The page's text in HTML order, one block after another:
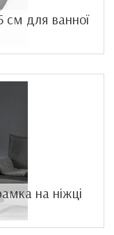
см для ванної
на ніжці